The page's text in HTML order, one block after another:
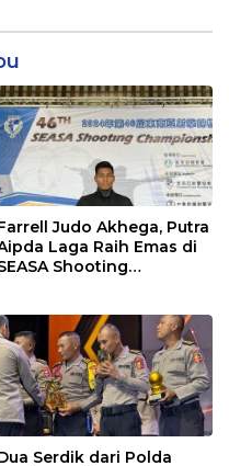
2024
Judo Akhega, Putra
Laga Raih Emas di
Shooting
Serdik dari Polda